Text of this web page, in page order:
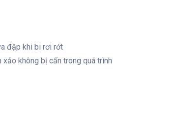
đập khi bi rơi rớt
không bị cấn trong quá trình